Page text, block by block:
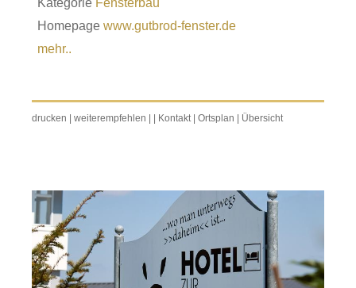
Kategorie Fensterbau
Homepage www.gutbrod-fenster.de
mehr..
drucken weiterempfehlen Kontakt| Ortsplan Übersicht